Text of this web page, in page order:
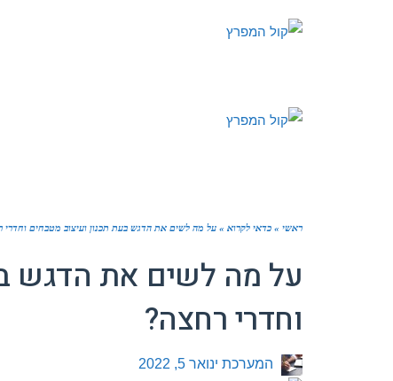
ראשי » כדאי לקרוא » על מה לשים את הדגש בעת תכנון ועיצוב מטבחים וחדרי
על מה לשים את הדגש
וחדרי רחצה?
המערכת ינואר 5, 2022